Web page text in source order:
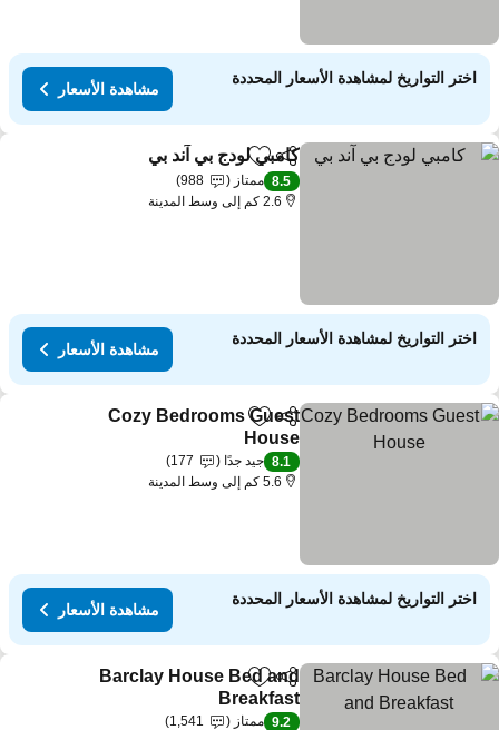
اختر التواريخ لمشاهدة الأسعار المحددة
مشاهدة الأسعار
مشاركةAdd to favorites
كامبي لودج بي آند بي
8.5 ممتاز
988
2.6 كم إلى وسط المدينة
اختر التواريخ لمشاهدة الأسعار المحددة
مشاهدة الأسعار
مشاركةAdd to favorites
Cozy Bedrooms Guest
House
مشاهدة الأسعار
8.1 جيد جدًا
177
5.6 كم إلى وسط المدينة
اختر التواريخ لمشاهدة الأسعار المحددة
مشاهدة الأسعار
مشاركةAdd to favorites
Barclay House Bed and
Breakfast
مشاهدة الأسعار
9.2 ممتاز 1,541